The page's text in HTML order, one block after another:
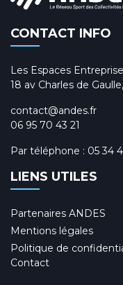
CONTACT INFO
Les Espaces
18 av Charles de
contact@andes.fr
06 95 70 43 21
Par téléphone : 05 34
LIENS UTILES
Partenaires ANDES
Mentions légales
Politique de
Contact